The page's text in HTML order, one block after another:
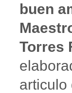
buen
Torres
articulo